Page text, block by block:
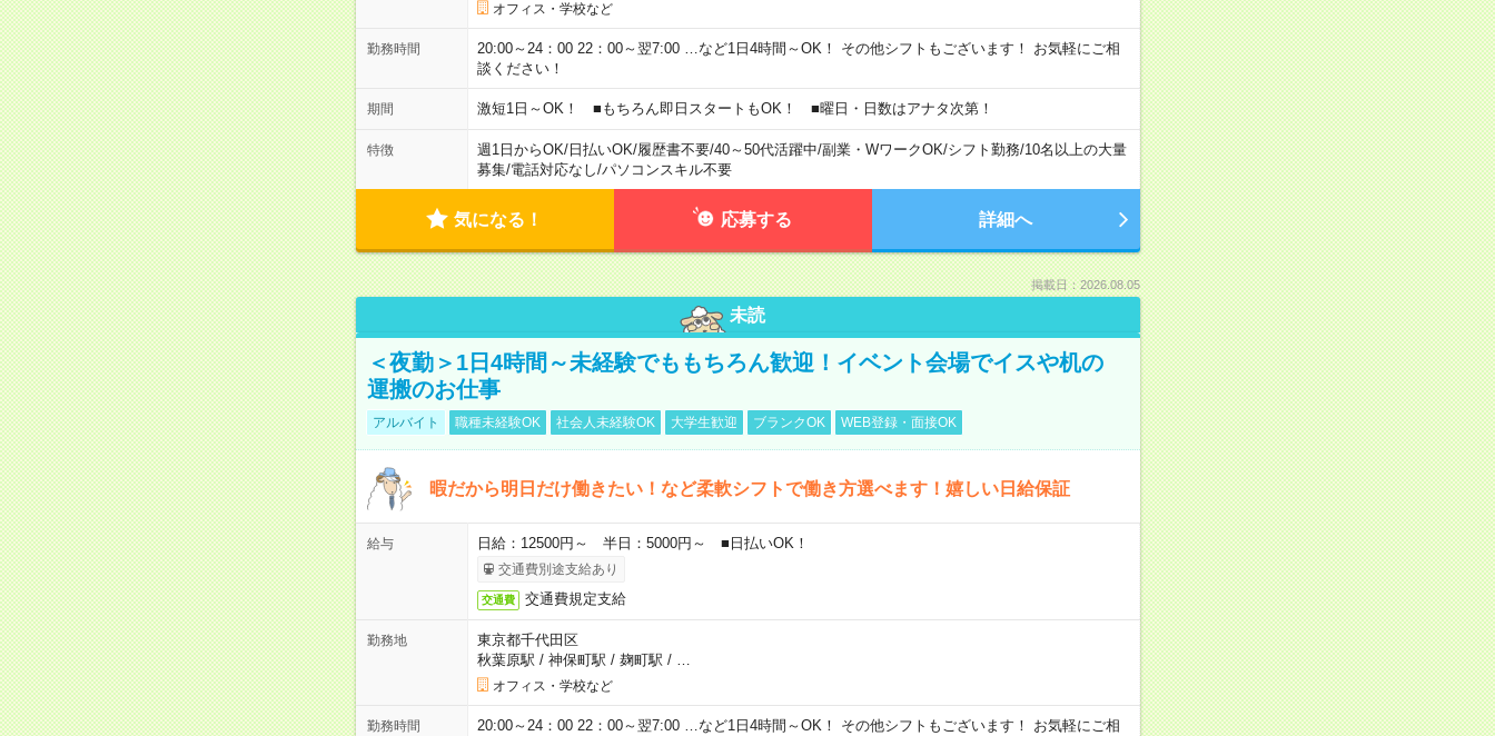
オフィス・学校など
勤務時間
20:00～24：00 22：00～翌7:00 …など1日4時間～OK！ その他シフトもございます！ お気軽にご相
談ください！
期間 激短1日～OK！ ■もちろん即日スタートもOK！ ■曜日・日数はアナタ次第！
特徴 週1日からOK/日払いOK/履歴書不要/40～50代活躍中/副業・WワークOK/シフト勤務/10名以上の大量
募集/電話対応なし/パソコンスキル不要
気になる！ 応募する 詳細へ
掲載日：2026.08.05
未読
＜夜勤＞1日4時間～未経験でももちろん歓迎！イベント会場でイスや机の
運搬のお仕事
アルバイト 職種未経験OK 社会人未経験OK 大学生歓迎 ブランクOK WEB登録・面接OK
暇だから明日だけ働きたい！など柔軟シフトで働き方選べます！嬉しい日給保証
給与 日給：12500円～ 半日：5000円～ ■日払いOK！
交通費別途支給あり
交通費 交通費規定支給
勤務地
東京都千代田区
秋葉原駅 / 神保町駅 / 麹町駅 / …
オフィス・学校など
勤務時間
20:00～24：00 22：00～翌7:00 …など1日4時間～OK！ その他シフトもございます！ お気軽にご相